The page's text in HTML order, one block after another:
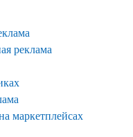
реклама
маркетплейсах